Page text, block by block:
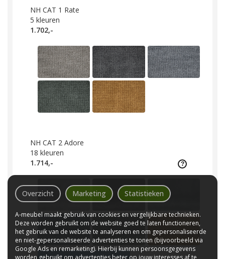
NH CAT 1 Rate
5 kleuren
1.702,-
NH CAT 2 Adore
18 kleuren
1.714,-
Overzicht Marketing Statistieken
A-meubel maakt gebruik van cookies en vergelijkbare technieken.
Deze worden gebruikt om de website goed te laten functioneren,
het gebruik van de website te analyseren en om gepersonaliseerde
en niet-gepersonaliseerde advertenties te tonen (bijvoorbeeld via
Google Ads en remarketing). Hierbij kunnen persoonsgegevens
worden gebruikt om advertenties beter op jouw interesses af te